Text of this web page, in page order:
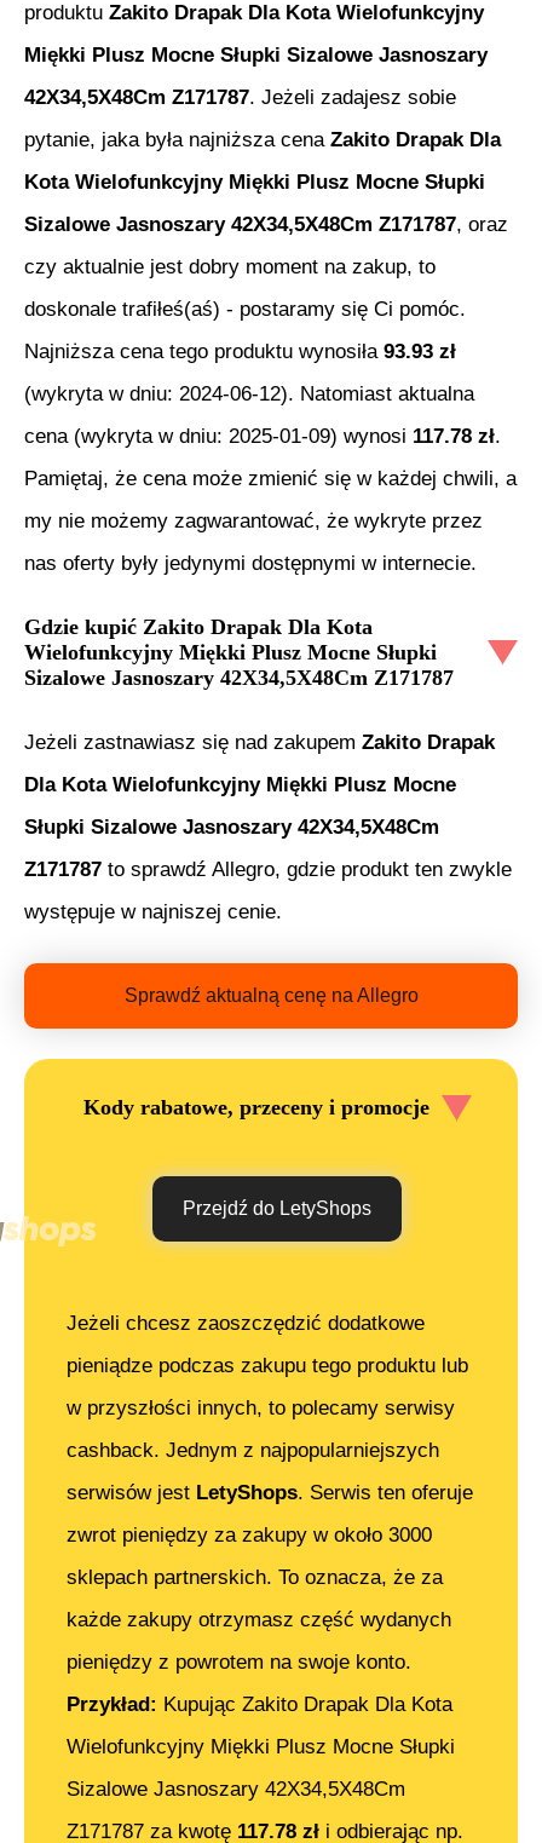
produktu Zakito Drapak Dla Kota Wielofunkcyjny
Miękki Plusz Mocne Słupki Sizalowe Jasnoszary
42X34,5X48Cm Z171787. Jeżeli zadajesz sobie
pytanie, jaka była najniższa cena Zakito Drapak Dla
Kota Wielofunkcyjny Miękki Plusz Mocne Słupki
Sizalowe Jasnoszary 42X34,5X48Cm Z171787, oraz
czy aktualnie jest dobry moment na zakup, to
doskonale trafiłeś(aś) - postaramy się Ci pomóc.
Najniższa cena tego produktu wynosiła 93.93 zł
(wykryta w dniu: 2024-06-12). Natomiast aktualna
cena (wykryta w dniu: 2025-01-09) wynosi 117.78 zł.
Pamiętaj, że cena może zmienić się w każdej chwili, a
my nie możemy zagwarantować, że wykryte przez
nas oferty były jedynymi dostępnymi w internecie.
Gdzie kupić Zakito Drapak Dla Kota
Wielofunkcyjny Miękki Plusz Mocne Słupki
Sizalowe Jasnoszary 42X34,5X48Cm Z171787
Jeżeli zastnawiasz się nad zakupem Zakito Drapak
Dla Kota Wielofunkcyjny Miękki Plusz Mocne
Słupki Sizalowe Jasnoszary 42X34,5X48Cm
Z171787 to sprawdź Allegro, gdzie produkt ten zwykle
występuje w najniszej cenie.
Sprawdź aktualną cenę na Allegro
Kody rabatowe, przeceny i promocje
Przejdź do LetyShops
Jeżeli chcesz zaoszczędzić dodatkowe
pieniądze podczas zakupu tego produktu lub
w przyszłości innych, to polecamy serwisy
cashback. Jednym z najpopularniejszych
serwisów jest LetyShops. Serwis ten oferuje
zwrot pieniędzy za zakupy w około 3000
sklepach partnerskich. To oznacza, że za
każde zakupy otrzymasz część wydanych
pieniędzy z powrotem na swoje konto.
Przykład: Kupując Zakito Drapak Dla Kota
Wielofunkcyjny Miękki Plusz Mocne Słupki
Sizalowe Jasnoszary 42X34,5X48Cm
Z171787 za kwotę 117.78 zł i odbierając np.